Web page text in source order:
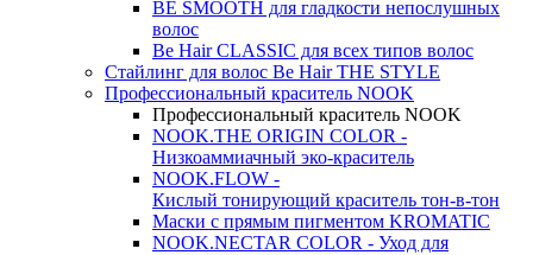
BE SMOOTH для гладкости непослушных
волос
Be Hair CLASSIC для всех типов волос
Стайлинг для волос Be Hair THE STYLE
Профессиональный краситель NOOK
Профессиональный краситель NOOK
NOOK.THE ORIGIN COLOR -
Низкоаммиачный эко-краситель
NOOK.FLOW -
Кислый тонирующий краситель тон-в-тон
Маски с прямым пигментом KROMATIC
NOOK.NECTAR COLOR - Уход для